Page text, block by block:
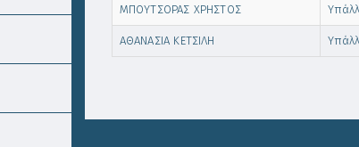
ΜΠΟΥΤΣΟΡΑΣ ΧΡΗΣΤΟΣ
ΑΘΑΝΑΣΙΑ ΚΕΤΣΙΛΗ